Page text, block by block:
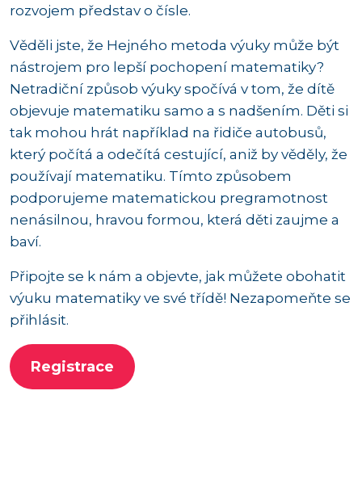
rozvojem představ o čísle.
Věděli jste, že Hejného metoda výuky může být
nástrojem pro lepší pochopení matematiky?
Netradiční způsob výuky spočívá v tom, že dítě
objevuje matematiku samo a s nadšením. Děti si
tak mohou hrát například na řidiče autobusů,
který počítá a odečítá cestující, aniž by věděly, že
používají matematiku. Tímto způsobem
podporujeme matematickou pregramotnost
nenásilnou, hravou formou, která děti zaujme a
baví.
Připojte se k nám a objevte, jak můžete obohatit
výuku matematiky ve své třídě! Nezapomeňte se
přihlásit.
Registrace